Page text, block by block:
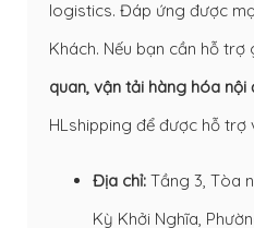
logistics. Đáp ứng được
Khách. Nếu bạn cần hỗ trợ
quan, vận tải hàng hóa nội
HLshipping để được hỗ trợ
Địa chỉ: Tầng 3, Tòa
Kỳ Khởi Nghĩa,